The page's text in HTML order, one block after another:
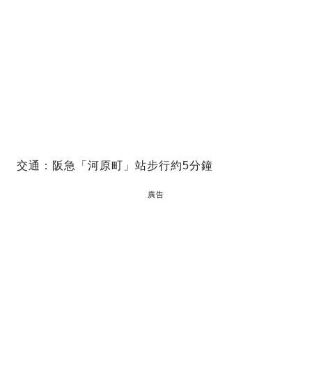
交通：阪急「河原町」站步行約5分鐘
廣告